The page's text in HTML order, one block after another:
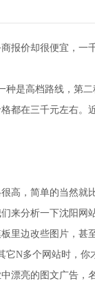
报价却很便宜，一
种是高档路线，第
都在三千元左右。
高，简单的当然就
来分析一下沈阳网
里边改些图片，甚
N多个网站时，你
漂亮的图文广告，